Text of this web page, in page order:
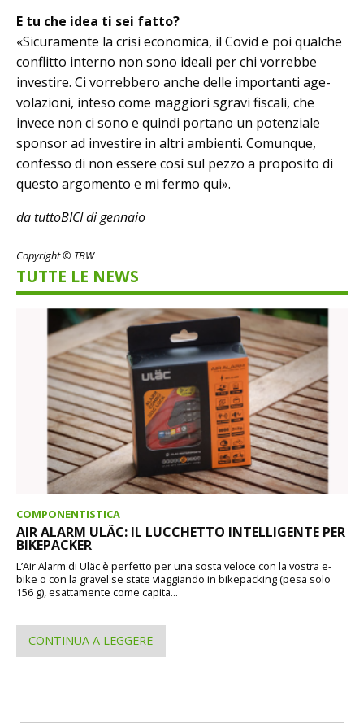
E tu che idea ti sei fatto?
«Sicuramente la crisi economica, il Co­vid e poi qualche
conflitto interno non sono ideali per chi vorrebbe
investire. Ci vorrebbero anche delle importanti age­
volazioni, inteso come maggiori sgra­vi fiscali, che
invece non ci sono e quindi portano un potenziale
sponsor ad investire in altri ambienti. Comun­que,
confesso di non essere così sul pezzo a proposito di
questo argomento e mi fermo qui».
da tuttoBICI di gennaio
Copyright © TBW
TUTTE LE NEWS
COMPONENTISTICA
AIR ALARM ULÄC: IL LUCCHETTO INTELLIGENTE PER
BIKEPACKER
L’Air Alarm di Uläc è perfetto per una sosta veloce con la vostra e-
bike o con la gravel se state viaggiando in bikepacking (pesa solo
156 g), esattamente come capita...
CONTINUA A LEGGERE